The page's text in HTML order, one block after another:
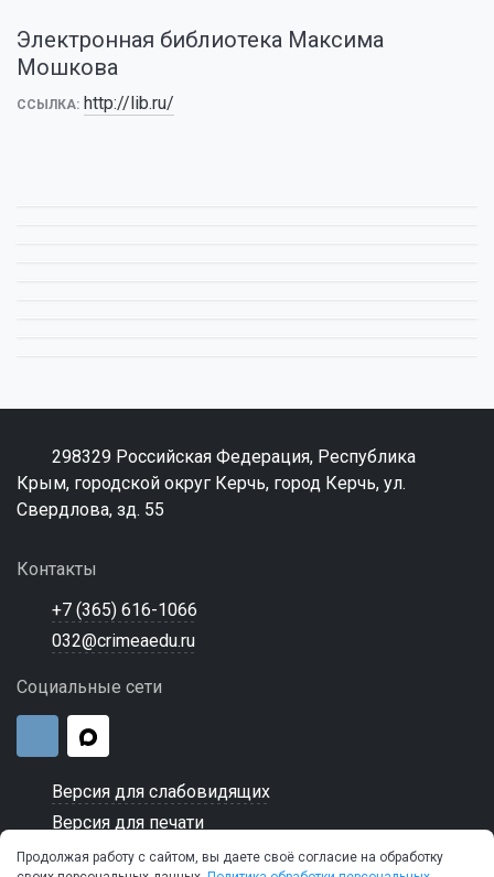
Электронная библиотека Максима
Мошкова
ССЫЛКА: http://lib.ru/
298329 Российская Федерация, Республика
Крым, городской округ Керчь, город Керчь, ул.
Свердлова, зд. 55
Контакты
+7 (365) 616-1066
032@crimeaedu.ru
Социальные сети
Версия для слабовидящих
Версия для печати
Продолжая работу с сайтом, вы даете своё согласие на обработку